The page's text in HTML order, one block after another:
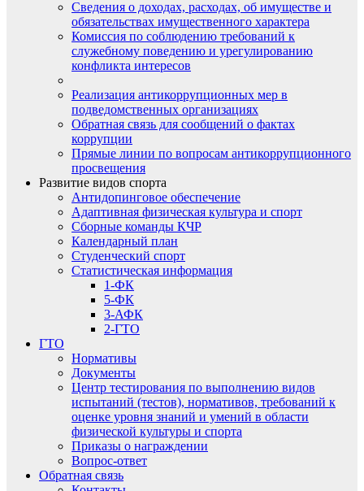
Сведения о доходах, расходах, об имуществе и
обязательствах имущественного характера
Комиссия по соблюдению требований к
служебному поведению и урегулированию
конфликта интересов
Реализация антикоррупционных мер в
подведомственных организациях
Обратная связь для сообщений о фактах
коррупции
Прямые линии по вопросам антикоррупционного
просвещения
Развитие видов спорта
Антидопинговое обеспечение
Адаптивная физическая культура и спорт
Сборные команды КЧР
Календарный план
Студенческий спорт
Статистическая информация
1-ФК
5-ФК
3-АФК
2-ГТО
ГТО
Нормативы
Документы
Центр тестирования по выполнению видов
испытаний (тестов), нормативов, требований к
оценке уровня знаний и умений в области
физической культуры и спорта
Приказы о награждении
Вопрос-ответ
Обратная связь